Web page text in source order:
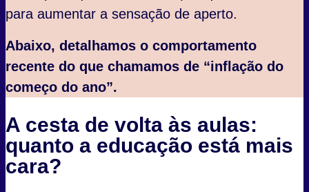
para aumentar a sensação de aperto.
Abaixo, detalhamos o comportamento
recente do que chamamos de “inflação do
começo do ano”.
A cesta de volta às aulas:
quanto a educação está mais
cara?